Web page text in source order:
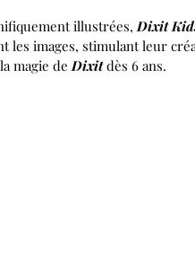
illustrées,Dixit
les images, stimulant leur
magie deDixitdès 6 ans.